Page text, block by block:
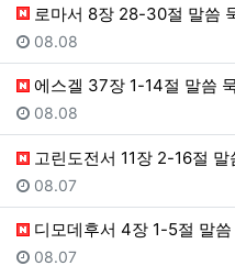
로마서 8장 28-30절 말씀
등록일
08.08
에스겔 37장 1-14절 말씀
등록일
08.08
고린도전서 11장 2-16절
등록일
08.07
디모데후서 4장 1-5절 말
등록일
08.07